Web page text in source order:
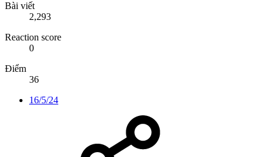
Bài viết
2,293
Reaction score
0
Điểm
36
16/5/24